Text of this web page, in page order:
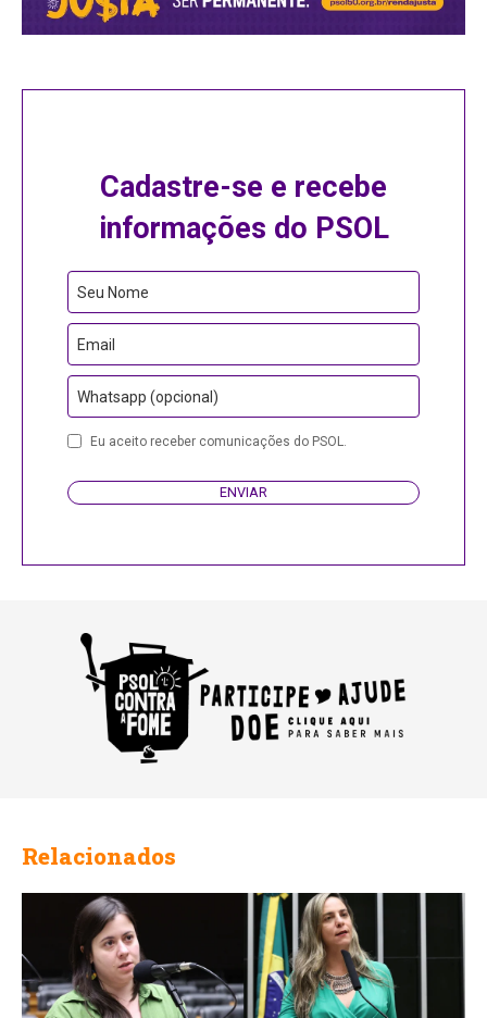
Cadastre-se e recebe
informações do PSOL
Seu Nome
Email
Whatsapp (opcional)
Eu aceito receber comunicações do PSOL.
ENVIAR
Relacionados